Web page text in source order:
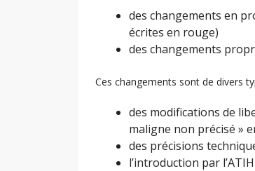
des changements en
écrites en rouge)
des changements
Ces changements sont de divers
des modifications de
maligne non précisé »
des précisions
l’introduction par